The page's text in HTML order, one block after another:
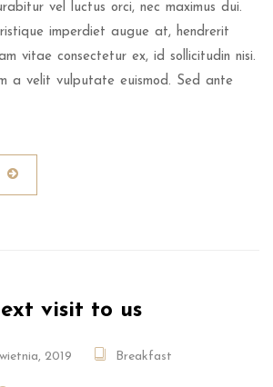
vel luctus orci, nec maximus dui.
imperdiet augue at, hendrerit
vitae consectetur ex, id sollicitudin nisi.
a velit vulputate euismod. Sed ante
visit to us
2019 Breakfast